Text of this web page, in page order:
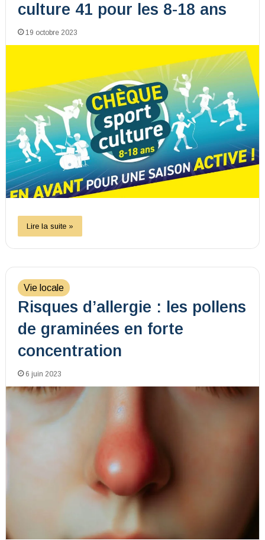
culture 41 pour les 8-18 ans
19 octobre 2023
Lire la suite »
Vie locale
Risques d’allergie : les pollens
de graminées en forte
concentration
6 juin 2023